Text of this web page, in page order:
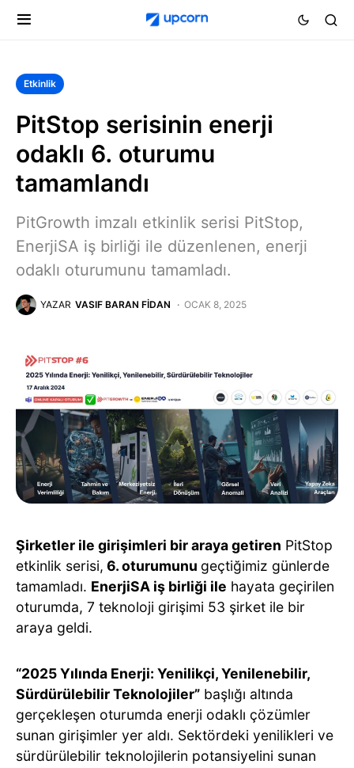
Etkinlik
PitStop serisinin enerji
odaklı 6. oturumu
tamamlandı
PitGrowth imzalı etkinlik serisi PitStop,
EnerjiSA iş birliği ile düzenlenen, enerji
odaklı oturumunu tamamladı.
YAZAR VASIF BARAN FIDAN OCAK 8, 2025
Şirketler ile girişimleri bir araya getiren PitStop
etkinlik serisi, 6. oturumunu geçtiğimiz günlerde
tamamladı. EnerjiSA iş birliği ile hayata geçirilen
oturumda, 7 teknoloji girişimi 53 şirket ile bir
araya geldi.
“2025 Yılında Enerji: Yenilikçi, Yenilenebilir,
Sürdürülebilir Teknolojiler” başlığı altında
gerçekleşen oturumda enerji odaklı çözümler
sunan girişimler yer aldı. Sektördeki yenilikleri ve
sürdürülebilir teknolojilerin potansiyelini sunan